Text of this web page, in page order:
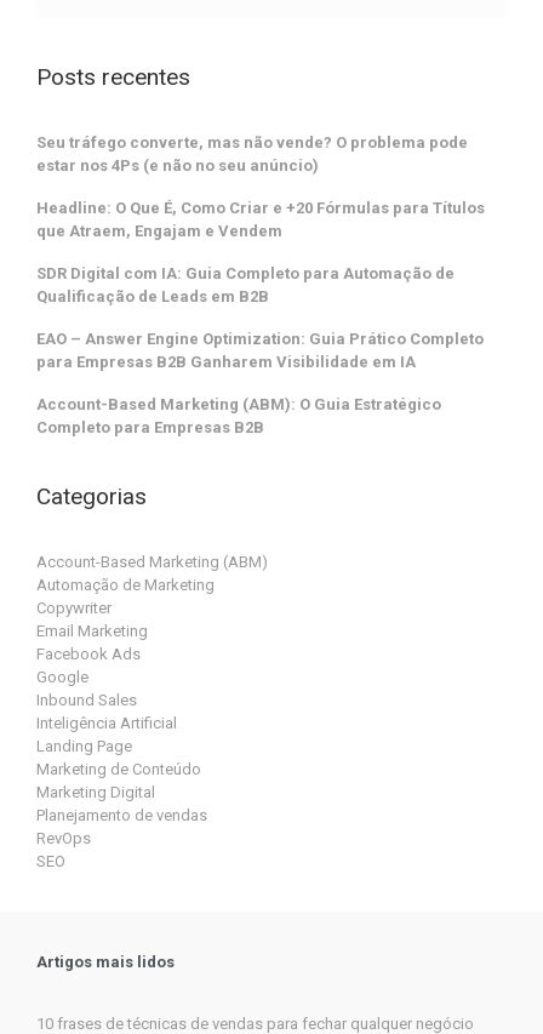
Posts recentes
Seu tráfego converte, mas não vende? O problema pode
estar nos 4Ps (e não no seu anúncio)
Headline: O Que É, Como Criar e +20 Fórmulas para Títulos
que Atraem, Engajam e Vendem
SDR Digital com IA: Guia Completo para Automação de
Qualificação de Leads em B2B
EAO – Answer Engine Optimization: Guia Prático Completo
para Empresas B2B Ganharem Visibilidade em IA
Account-Based Marketing (ABM): O Guia Estratégico
Completo para Empresas B2B
Categorias
Account-Based Marketing (ABM)
Automação de Marketing
Copywriter
Email Marketing
Facebook Ads
Google
Inbound Sales
Inteligência Artificial
Landing Page
Marketing de Conteúdo
Marketing Digital
Planejamento de vendas
RevOps
SEO
Artigos mais lidos
10 frases de técnicas de vendas para fechar qualquer negócio